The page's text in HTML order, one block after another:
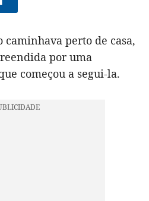
caminhava perto de casa,
por uma
começou a segui-la.